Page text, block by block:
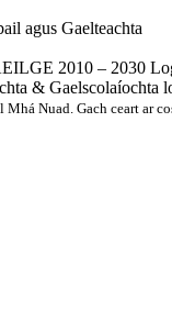
Nuad. Gach ceart ar